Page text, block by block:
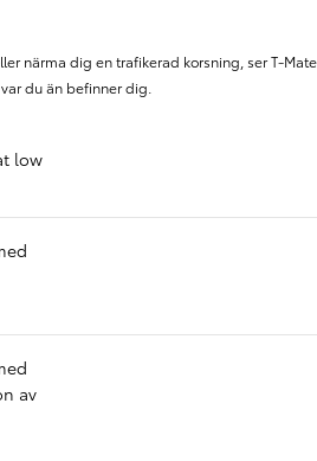
närma dig en trafikerad korsning, ser T-Mate
du än befinner dig.
low
av